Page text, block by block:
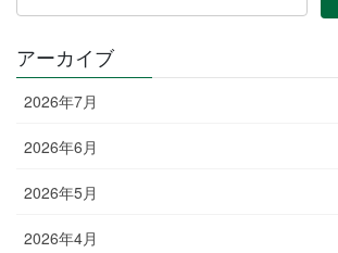
アーカイブ
2026年7月
2026年6月
2026年5月
2026年4月